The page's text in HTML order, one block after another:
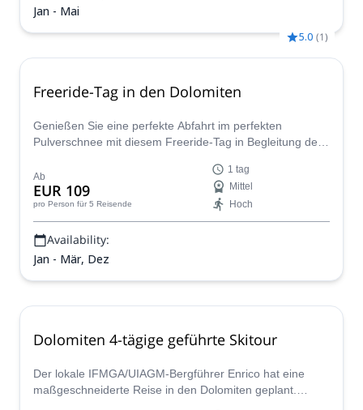
Jan - Mai
5.0 (1)
Freeride-Tag in den Dolomiten
Genießen Sie eine perfekte Abfahrt im perfekten
Pulverschnee mit diesem Freeride-Tag in Begleitung des
Ab
EUR 109
pro Person für 5 Reisende
1 tag
Mittel
Hoch
Availability:
Jan - Mär, Dez
Dolomiten 4-tägige geführte Skitour
Der lokale IFMGA/UIAGM-Bergführer Enrico hat eine
maßgeschneiderte Reise in den Dolomiten geplant.